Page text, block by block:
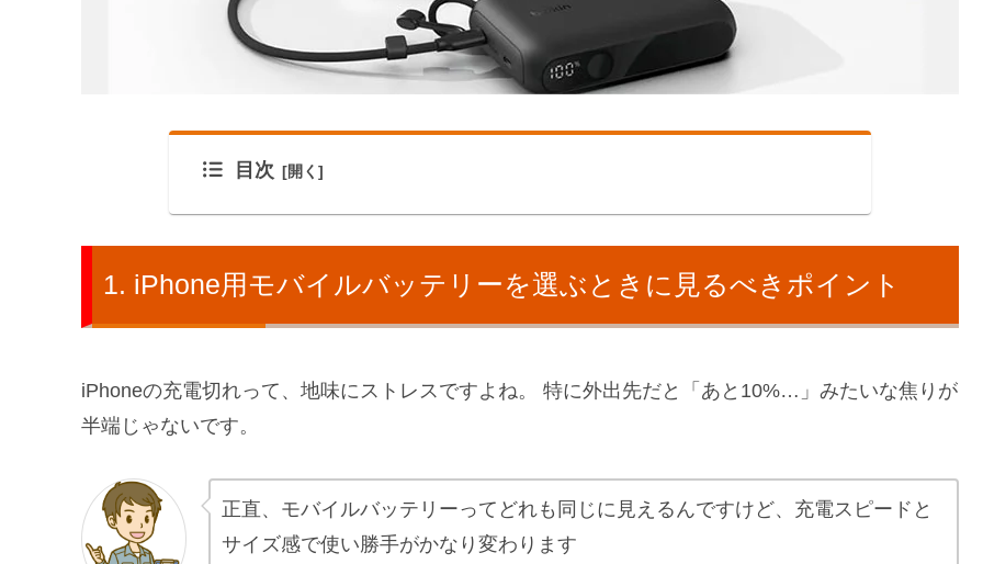
目次
iPhone用モバイルバッテリーを選ぶときに見るべきポイント
iPhoneの充電切れって、地味にストレスですよね。 特に外出先だと「あと10%…」みたいな焦りが
半端じゃないです。
正直、モバイルバッテリーってどれも同じに見えるんですけど、充電スピードと
サイズ感で使い勝手がかなり変わります